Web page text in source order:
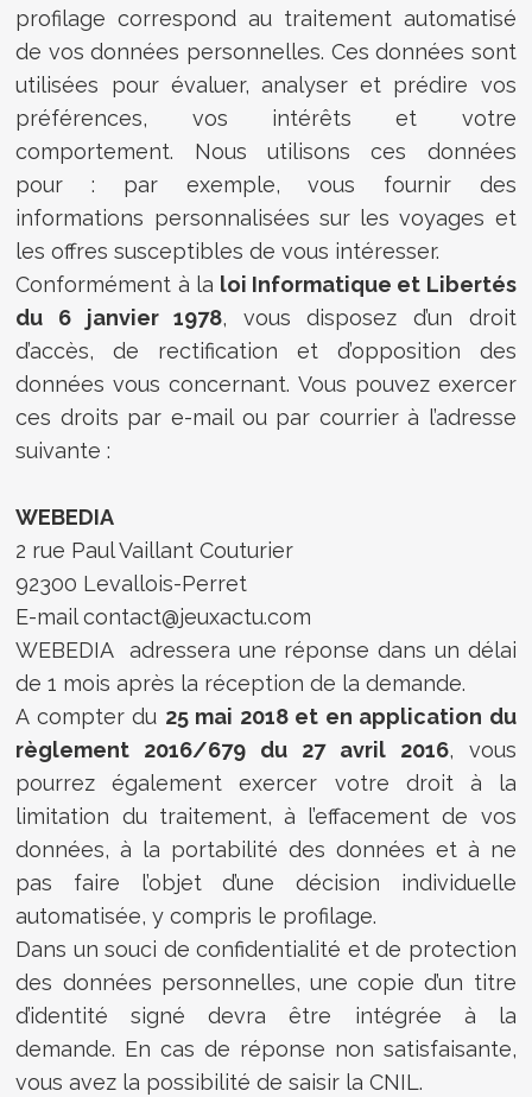
profilage correspond au traitement automatisé
de vos données personnelles. Ces données sont
utilisées pour évaluer, analyser et prédire vos
préférences, vos intérêts et votre
comportement. Nous utilisons ces données
pour : par exemple, vous fournir des
informations personnalisées sur les voyages et
les offres susceptibles de vous intéresser.
Conformément à la loi Informatique et Libertés
du 6 janvier 1978, vous disposez d’un droit
d’accès, de rectification et d’opposition des
données vous concernant. Vous pouvez exercer
ces droits par e-mail ou par courrier à l’adresse
suivante :
WEBEDIA
2 rue Paul Vaillant Couturier
92300 Levallois-Perret
E-mail contact@jeuxactu.com
WEBEDIA adressera une réponse dans un délai
de 1 mois après la réception de la demande.
A compter du 25 mai 2018 et en application du
règlement 2016/679 du 27 avril 2016, vous
pourrez également exercer votre droit à la
limitation du traitement, à l’effacement de vos
données, à la portabilité des données et à ne
pas faire l’objet d’une décision individuelle
automatisée, y compris le profilage.
Dans un souci de confidentialité et de protection
des données personnelles, une copie d’un titre
d’identité signé devra être intégrée à la
demande. En cas de réponse non satisfaisante,
vous avez la possibilité de saisir la CNIL.